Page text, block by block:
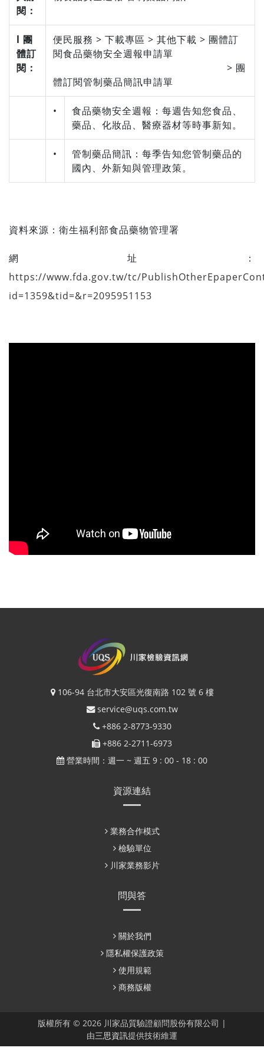
閱：
l 團
體訂
閱：
便民服務 > 下載專區 > 其他下載 > 團體訂
閱食品藥物安全週報申請單
> 團
體訂閱管制藥品簡訊申請單
•
食品藥物安全週報：每週告知您食品、
藥品、化妝品、醫療器材等時事新知。
•
管制藥品簡訊：每季告知您管制藥品的
國內、外新知與管理政策。
資料來源： 衛生福利部食品藥物管理署
網址：
https://www.fda.gov.tw/tc/
id=1359&tid=&r=2095951153
106-94 台北市大安區光復南路 102 號 6 樓
service@uqs.com.tw
+886 2-8773-9330
+886 2-2711-6973
營業時間：週一 ~ 週五 9 : 00 - 18 : 00
資源連結
業務合作模式
檢驗單位
川家業務影片
問與答
關於我們
隱私權保護政策
使用規範
商務版權
版權所有 © 2026 川家品質驗證顧問股份有限公司 |
由三思資訊提供技術維運